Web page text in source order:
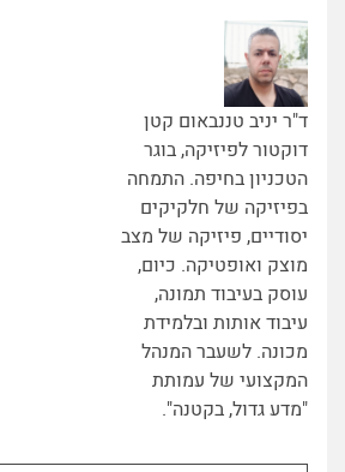
ד"ר יניב טננבאום קטן
דוקטור לפיזיקה, בוגר
הטכניון בחיפה. התמחה
בפיזיקה של חלקיקים
יסודיים, פיזיקה של מצב
מוצק ואופטיקה. כיום,
עוסק בעיבוד תמונה,
עיבוד אותות ובלמידת
מכונה. לשעבר המנהל
המקצועי של עמותת
"מדע גדול, בקטנה".